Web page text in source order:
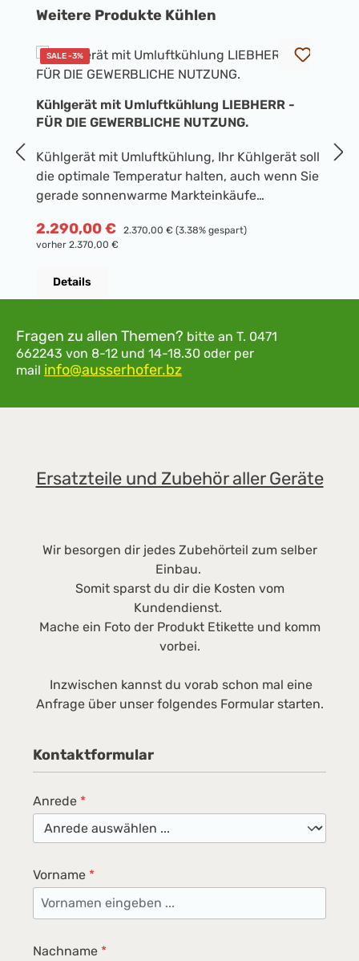
Produktgalerie überspringen
Weitere Produkte Kühlen
SALE -3%
Kühlgerät mit Umluftkühlung LIEBHERR -
FÜR DIE GEWERBLICHE NUTZUNG.
Kühlgerät mit Umluftkühlung, Ihr Kühlgerät soll
die optimale Temperatur halten, auch wenn Sie
gerade sonnenwarme Markteinkäufe
SuperCool: Einmal aktiviert, verstärkt Ihr
Liebherr seine Leistung, bis die frischen
Außengehäuse ist mit einteiligen
Seitenwänden ohne Spalte ausgeführt und
daher sehr hygienisch und
legierter Stahl und besonders robust; ideal für
Kühlgeräts an. Somit können sich Betreiber
verschaffen.Abmessungen:Außenmaße in mm
(B/T/H) 747/769/2018Innenmaße in mm (B/T/H)
620/531/1660Gewicht: ca 100kg
Verkaufspreis:
2.290,00 € Regulärer Preis:
2.370,00 € (3.38% gespart)
vorher 2.370,00 €
Details
Fragen zu allen Themen? bitte an T. 0471
662243 von 8-12 und 14-18.30 oder per
mail info@ausserhofer.bz
Ersatzteile und Zubehör aller Geräte
Wir besorgen dir jedes Zubehörteil zum selber
Einbau.
Somit sparst du dir die Kosten vom
Kundendienst.
Mache ein Foto der Produkt Etikette und komm
vorbei.
Inzwischen kannst du vorab schon mal eine
Anfrage über unser folgendes Formular starten.
Kontaktformular
Anrede *
Vorname *
Nachname *